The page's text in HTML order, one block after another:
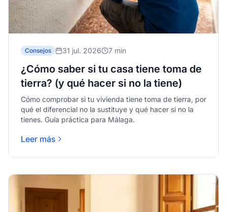
Consejos 31 jul. 2026 7 min
¿Cómo saber si tu casa tiene toma de
tierra? (y qué hacer si no la tiene)
Cómo comprobar si tu vivienda tiene toma de tierra, por
qué el diferencial no la sustituye y qué hacer si no la
tienes. Guía práctica para Málaga.
Leer más